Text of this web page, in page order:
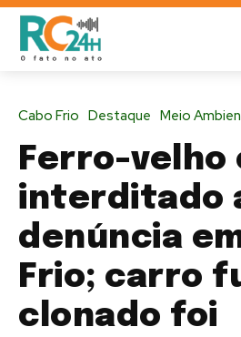
Cabo Frio Destaque Meio
Ferro-velho
interditado
denúncia
Frio; carro
clonado foi